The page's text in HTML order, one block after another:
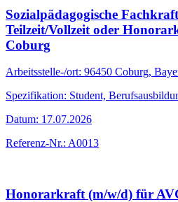
Sozialpädagogische
Teilzeit/Vollzeit oder
Coburg
Arbeitsstelle-/ort: 96450 Coburg,
Spezifikation: Student,
Datum: 17.07.2026
Referenz-Nr.: A0013
Honorarkraft (m/w/d) für